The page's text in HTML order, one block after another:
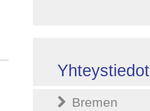
Yhteystiedot
Bremen